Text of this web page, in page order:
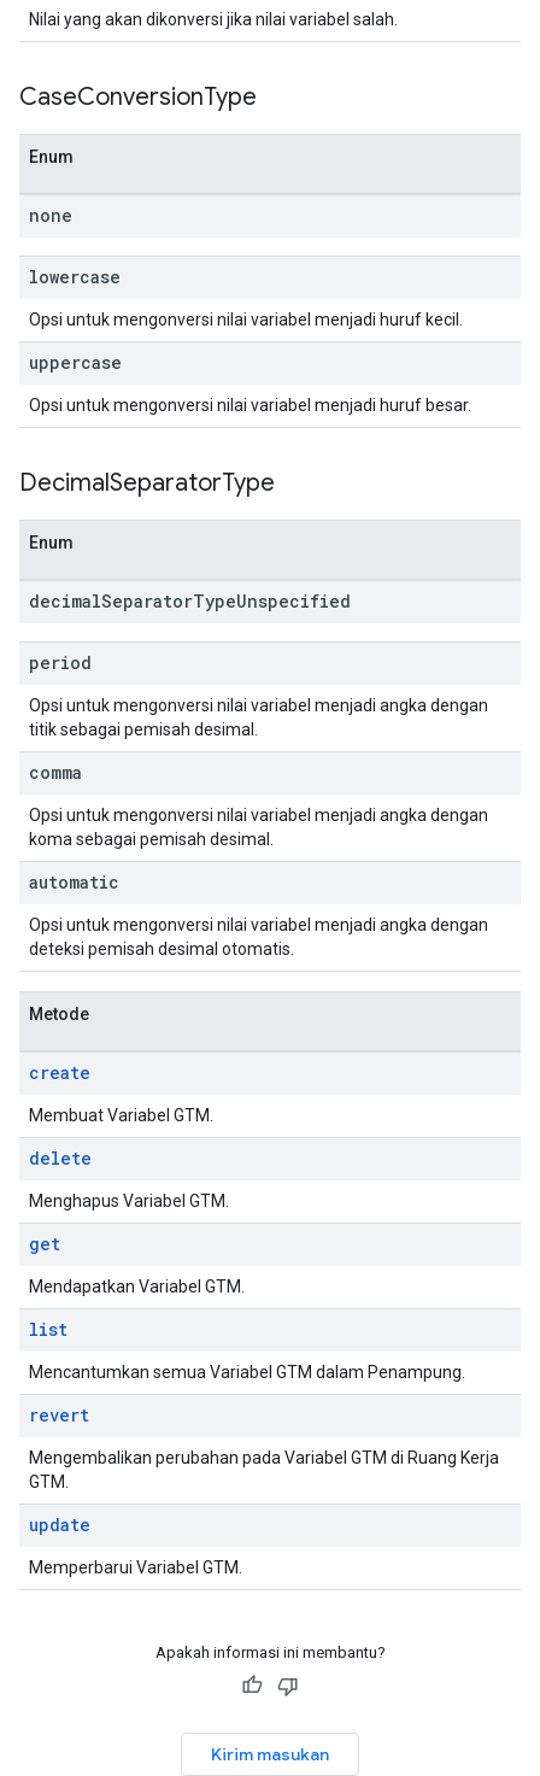
Nilai yang akan dikonversi jika nilai variabel salah.
CaseConversionType
Enum
none
lowercase
Opsi untuk mengonversi nilai variabel menjadi huruf kecil.
uppercase
Opsi untuk mengonversi nilai variabel menjadi huruf besar.
DecimalSeparatorType
Enum
decimalSeparatorTypeUnspecified
period
Opsi untuk mengonversi nilai variabel menjadi angka dengan
titik sebagai pemisah desimal.
comma
Opsi untuk mengonversi nilai variabel menjadi angka dengan
koma sebagai pemisah desimal.
automatic
Opsi untuk mengonversi nilai variabel menjadi angka dengan
deteksi pemisah desimal otomatis.
Metode
create
Membuat Variabel GTM.
delete
Menghapus Variabel GTM.
get
Mendapatkan Variabel GTM.
list
Mencantumkan semua Variabel GTM dalam Penampung.
revert
Mengembalikan perubahan pada Variabel GTM di Ruang Kerja
GTM.
update
Memperbarui Variabel GTM.
Apakah informasi ini membantu?
Kirim masukan